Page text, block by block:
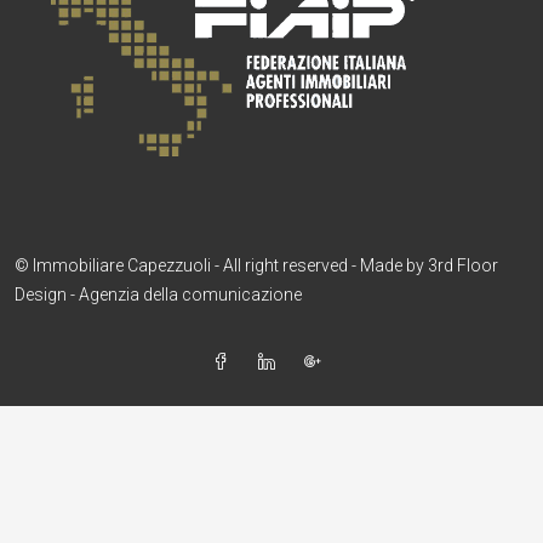
© Immobiliare Capezzuoli - All right reserved - Made by 3rd Floor
Design - Agenzia della comunicazione